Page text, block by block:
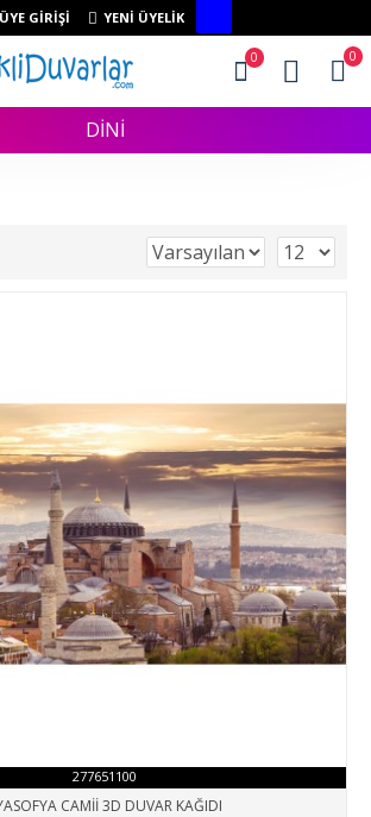
ÜYE GIRIŞI YENI ÜYELIK
0 0
DİNİ
277651100
CAMİİ 3D DUVAR KAĞIDI